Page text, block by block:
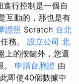
行控制是一個自
互動的，那也是有
證照 Scratch 台北
務。 設立公司 北
上的按鍵外，您還
。 申請台胞證 由
即使40個數據中